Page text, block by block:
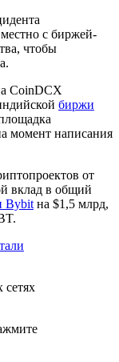
с биржей-
чтобы
CoinDCX
биржи
момент написания
от
вклад в общий
Bybit на $1,5 млрд,